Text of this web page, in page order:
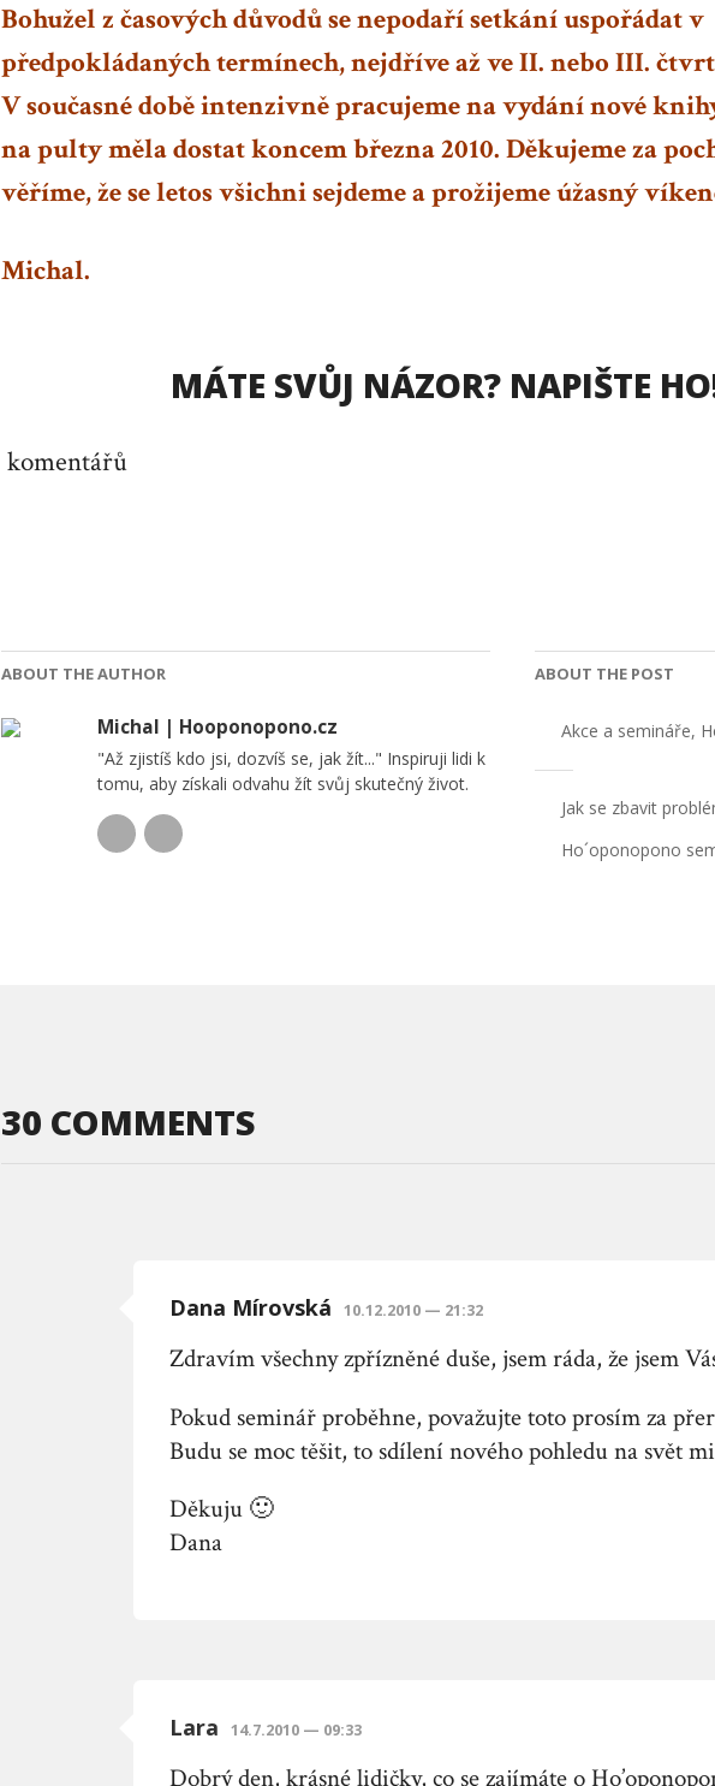
Bohužel z časových důvodů se nepodaří setkání uspořádat v
předpokládaných termínech, nejdříve až ve II. nebo III.
V současné době intenzivně pracujeme na vydání nové
na pulty měla dostat koncem března 2010. Děkujeme za
věříme, že se letos všichni sejdeme a prožijeme úžasný
Michal.
MÁTE SVŮJ NÁZOR? NAPIŠTE
komentářů
ABOUT THE AUTHOR
Michal | Hooponopono.cz
"Až zjistíš kdo jsi, dozvíš se, jak žít..." Inspiruji lidi k
tomu, aby získali odvahu žít svůj skutečný život.
ABOUT THE POST
Akce a semináře,
Jak se zbavit
Ho´oponopono
30 COMMENTS
Dana Mírovská 10.12.2010 — 21:32
Zdravím všechny zpřízněné duše, jsem ráda, že jsem
Pokud seminář proběhne, považujte toto prosím za
Budu se moc těšit, to sdílení nového pohledu na svět
Děkuju 🙂
Dana
Lara 14.7.2010 — 09:33
Dobrý den, krásné lidičky, co se zajímáte o